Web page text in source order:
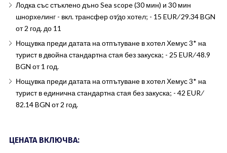
Лодка със стъклено дъно Sea scope (30 мин) и 30 мин
шнорхелинг - вкл. трансфер от∕до хотел; - 15 EUR ∕ 29.34 BGN
от 2 год. до 11
Нощувка преди датата на отпътуване в хотел Хемус 3* на
турист в двойна стандартна стая без закуска; - 25 EUR ∕ 48.9
BGN от 1 год.
Нощувка преди датата на отпътуване в хотел Хемус 3* на
турист в единична стандартна стая без закуска; - 42 EUR ∕
82.14 BGN от 2 год.
ЦЕНАТА ВКЛЮЧВА: